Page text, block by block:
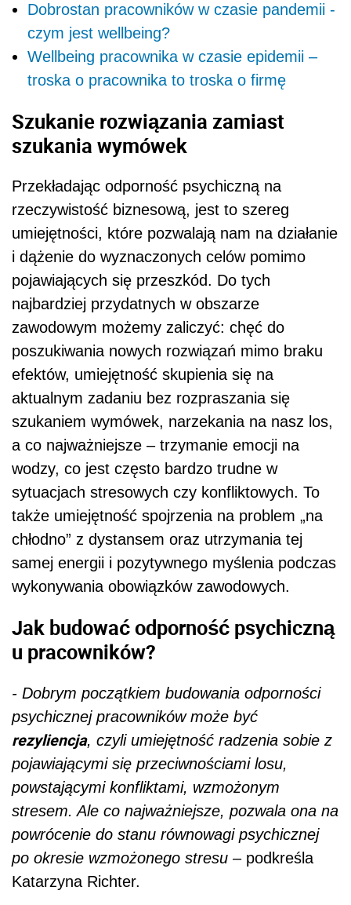
Dobrostan pracowników w czasie pandemii -
czym jest wellbeing?
Wellbeing pracownika w czasie epidemii –
troska o pracownika to troska o firmę
Szukanie rozwiązania zamiast
szukania wymówek
Przekładając odporność psychiczną na
rzeczywistość biznesową, jest to szereg
umiejętności, które pozwalają nam na działanie
i dążenie do wyznaczonych celów pomimo
pojawiających się przeszkód. Do tych
najbardziej przydatnych w obszarze
zawodowym możemy zaliczyć: chęć do
poszukiwania nowych rozwiązań mimo braku
efektów, umiejętność skupienia się na
aktualnym zadaniu bez rozpraszania się
szukaniem wymówek, narzekania na nasz los,
a co najważniejsze – trzymanie emocji na
wodzy, co jest często bardzo trudne w
sytuacjach stresowych czy konfliktowych. To
także umiejętność spojrzenia na problem „na
chłodno” z dystansem oraz utrzymania tej
samej energii i pozytywnego myślenia podczas
wykonywania obowiązków zawodowych.
Jak budować odporność psychiczną
u pracowników?
- Dobrym początkiem budowania odporności
psychicznej pracowników może być
rezyliencja, czyli umiejętność radzenia sobie z
pojawiającymi się przeciwnościami losu,
powstającymi konfliktami, wzmożonym
stresem. Ale co najważniejsze, pozwala ona na
powrócenie do stanu równowagi psychicznej
po okresie wzmożonego stresu – podkreśla
Katarzyna Richter.